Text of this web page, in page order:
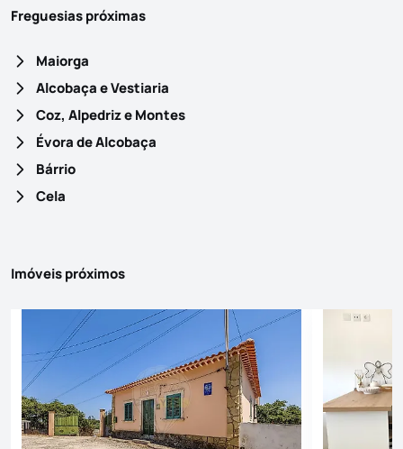
Freguesias próximas
Maiorga
Alcobaça e Vestiaria
Coz, Alpedriz e Montes
Évora de Alcobaça
Bárrio
Cela
Imóveis próximos